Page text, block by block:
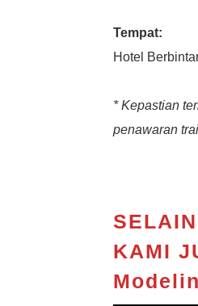
Tempat:
Hotel
* Kepastian
penawaran
KAMI